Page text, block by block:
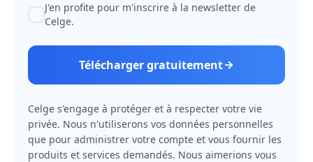
J'en profite pour m'inscrire à la newsletter de
Celge.
Télécharger gratuitement
Celge s'engage à protéger et à respecter votre vie
privée. Nous n'utiliserons vos données personnelles
que pour administrer votre compte et vous fournir les
produits et services demandés. Nous aimerions vous